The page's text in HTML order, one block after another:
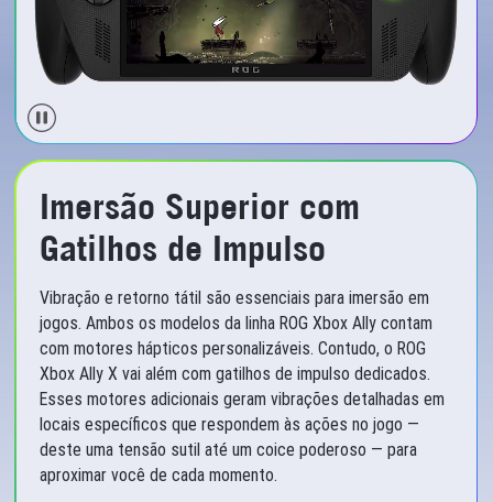
Imersão Superior com
Gatilhos de Impulso
Vibração e retorno tátil são essenciais para imersão em
jogos. Ambos os modelos da linha ROG Xbox Ally contam
com motores hápticos personalizáveis. Contudo, o ROG
Xbox Ally X vai além com gatilhos de impulso dedicados.
Esses motores adicionais geram vibrações detalhadas em
locais específicos que respondem às ações no jogo —
deste uma tensão sutil até um coice poderoso — para
aproximar você de cada momento.